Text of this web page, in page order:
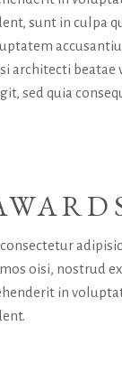
sunt in culpa
architecti
sed quia
oisi, nostrud
in